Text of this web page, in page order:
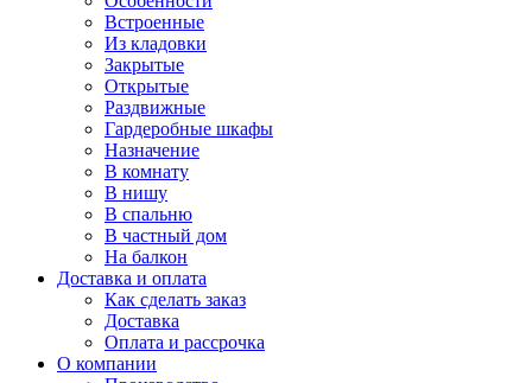
Встроенные
Из кладовки
Закрытые
Открытые
Раздвижные
Гардеробные шкафы
Назначение
В комнату
В нишу
В спальню
В частный дом
На балкон
Доставка и оплата
Как сделать заказ
Доставка
Оплата и рассрочка
О компании